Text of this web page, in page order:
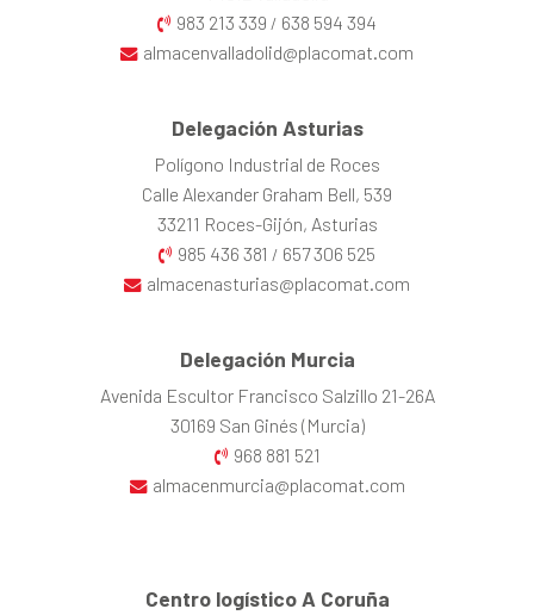
983 213 339 / 638 594 394
almacenvalladolid@placomat.com
Delegación Asturias
Polígono Industrial de Roces
Calle Alexander Graham Bell, 539
33211 Roces-Gijón, Asturias
985 436 381 / 657 306 525
almacenasturias@placomat.com
Delegación Murcia
Avenida Escultor Francisco Salzillo 21-26A
30169 San Ginés (Murcia)
968 881 521
almacenmurcia@placomat.com
Centro logístico A Coruña